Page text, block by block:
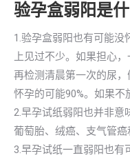
验孕盒弱阳是
1.验孕盒弱阳也有可能
上见过不少。如果担心
再检测清晨第一次的尿，
怀孕的可能90%。如果不
2.早孕试纸弱阳也并非意
葡萄胎、绒癌、支气管癌
3.早孕试纸一直弱阳也有